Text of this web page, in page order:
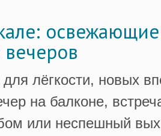
лёгкости, новых
на балконе,
или неспешный